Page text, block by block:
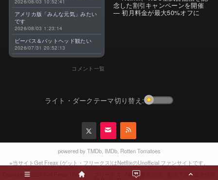
きればなくならないでほしい！平
成アニメを振り返らせてくれっ
っ！！！！！！！
2026/08/03 10:52:41
アメリカ版「みんな元気」みたい
です
2026/08/03 1:23:14
ビーバス＆バットヘッド観たい
2026/07/31 20:52:13
コメント一覧
念した割引キャンペーンを開催
— 初月料金が最大50%オフに
ライト・ダークテーマ切り替え:
powered by TMDb, IMDb, Rotten Tomatoes
※当サイトGet Freax (ゲット・フリークス)はNetflixのUnofficial ファンサイトです。
2023 Get Freax | ゲット・フリークス - Netflix新着作品・配信予定等総合情報